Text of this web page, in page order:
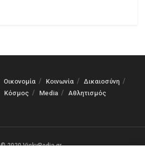
Οικονομία Κοινωνία
Δικαιοσύνη
Κόσμος Media Αθλητισμός
© 2020 VickyPedia.gr